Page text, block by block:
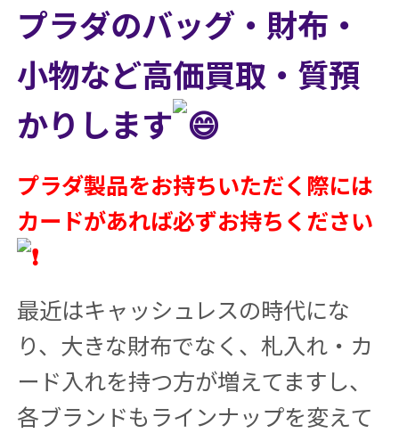
プラダのバッグ・財布・
小物など高価買取・質預
かりします
プラダ製品をお持ちいただく際には
カードがあれば必ずお持ちください
最近はキャッシュレスの時代にな
り、大きな財布でなく、札入れ・カ
ード入れを持つ方が増えてますし、
各ブランドもラインナップを変えて